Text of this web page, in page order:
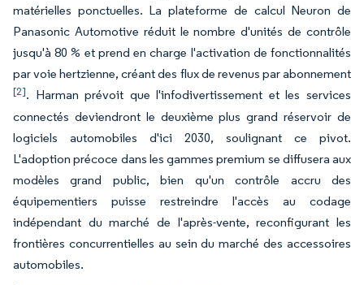
matérielles ponctuelles. La plateforme de calcul Neuron de
Panasonic Automotive réduit le nombre d'unités de contrôle
jusqu'à 80 % et prend en charge l'activation de fonctionnalités
par voie hertzienne, créant des flux de revenus par abonnement
[2]. Harman prévoit que l'infodivertissement et les services
connectés deviendront le deuxième plus grand réservoir de
logiciels automobiles d'ici 2030, soulignant ce pivot.
L'adoption précoce dans les gammes premium se diffusera aux
modèles grand public, bien qu'un contrôle accru des
équipementiers puisse restreindre l'accès au codage
indépendant du marché de l'après-vente, reconfigurant les
frontières concurrentielles au sein du marché des accessoires
automobiles.